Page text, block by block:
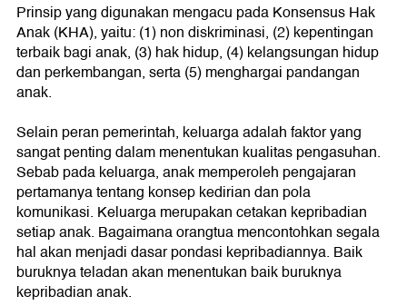
Prinsip yang digunakan mengacu pada Konsensus Hak
Anak (KHA), yaitu: (1) non diskriminasi, (2) kepentingan
terbaik bagi anak, (3) hak hidup, (4) kelangsungan hidup
dan perkembangan, serta (5) menghargai pandangan
anak.
Selain peran pemerintah, keluarga adalah faktor yang
sangat penting dalam menentukan kualitas pengasuhan.
Sebab pada keluarga, anak memperoleh pengajaran
pertamanya tentang konsep kedirian dan pola
komunikasi. Keluarga merupakan cetakan kepribadian
setiap anak. Bagaimana orangtua mencontohkan segala
hal akan menjadi dasar pondasi kepribadiannya. Baik
buruknya teladan akan menentukan baik buruknya
kepribadian anak.